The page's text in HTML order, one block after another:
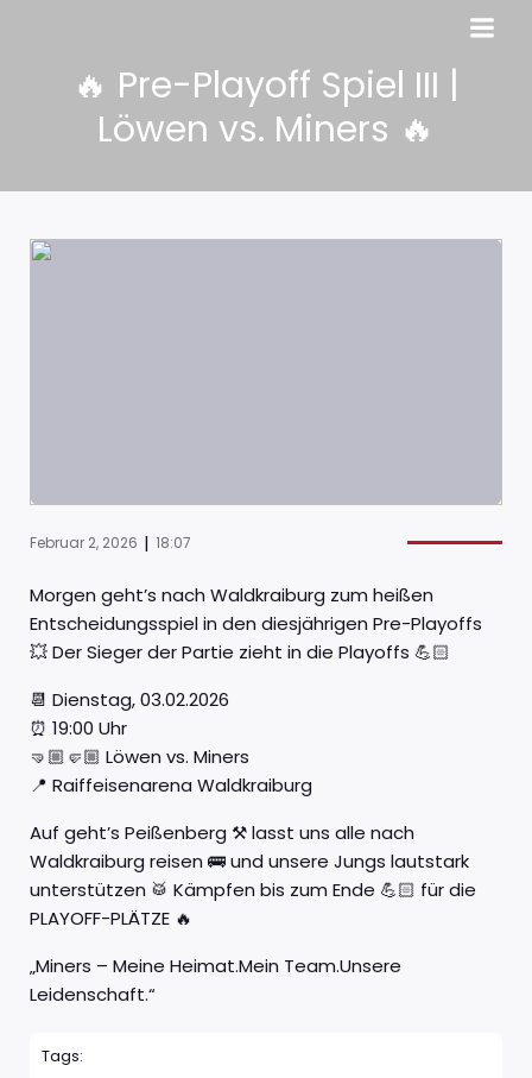
🔥 Pre-Playoff Spiel III |
Löwen vs. Miners 🔥
Februar 2, 2026 | 18:07
Morgen geht’s nach Waldkraiburg zum heißen
Entscheidungsspiel in den diesjährigen Pre-Playoffs
💥 Der Sieger der Partie zieht in die Playoffs 💪🏻
📆 Dienstag, 03.02.2026
⏰ 19:00 Uhr
🤜🏼🤛🏼 Löwen vs. Miners
📍 Raiffeisenarena Waldkraiburg
Auf geht’s Peißenberg ⚒️ lasst uns alle nach
Waldkraiburg reisen 🚌 und unsere Jungs lautstark
unterstützen 🥁 Kämpfen bis zum Ende 💪🏻 für die
PLAYOFF-PLÄTZE 🔥
„Miners – Meine Heimat.Mein Team.Unsere
Leidenschaft.“
Tags: